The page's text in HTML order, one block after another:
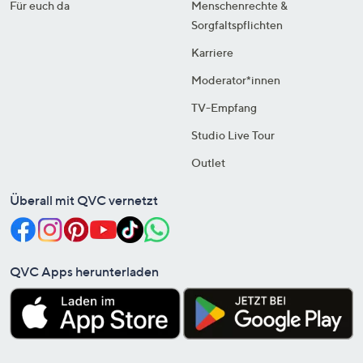
Für euch da
Menschenrechte &
Sorgfaltspflichten
Karriere
Moderator*innen
TV-Empfang
Studio Live Tour
Outlet
Überall mit QVC vernetzt
QVC Apps herunterladen